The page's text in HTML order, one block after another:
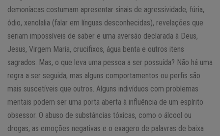
demoníacas costumam apresentar sinais de agressividade, fúria,
ódio, xenolalia (falar em línguas desconhecidas), revelações que
seriam impossíveis de saber e uma aversão declarada à Deus,
Jesus, Virgem Maria, crucifixos, água benta e outros itens
sagrados. Mas, o que leva uma pessoa a ser possuída? Não há uma
regra a ser seguida, mas alguns comportamentos ou perfis são
mais suscetíveis que outros. Alguns indivíduos com problemas
mentais podem ser uma porta aberta à influência de um espírito
obsessor. O abuso de substâncias tóxicas, como o álcool ou
drogas, as emoções negativas e o exagero de palavras de baixa